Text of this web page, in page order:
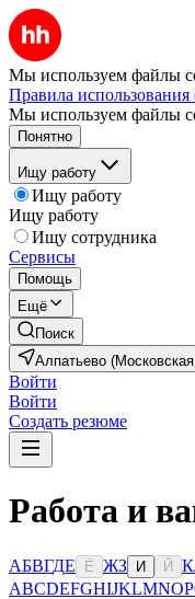
Мы используем файлы
Правила
Мы используем файлы
Понятно
Ищу работу
Ищу работу
Ищу работу
Ищу сотрудника
Сервисы
Помощь
Ещё
Поиск
Алпатьево
Войти
Войти
Создать резюме
Работа и
АБВГДЕ Ё ЖЗ И Й К
ABCDEFGHIJKLMNOP